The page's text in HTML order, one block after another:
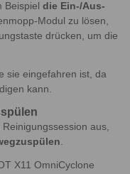
Beispiel die Ein-/Aus-
Modul zu lösen,
drücken, um die
sie eingefahren ist, da
kann.
aus,
.
X11 OmniCyclone